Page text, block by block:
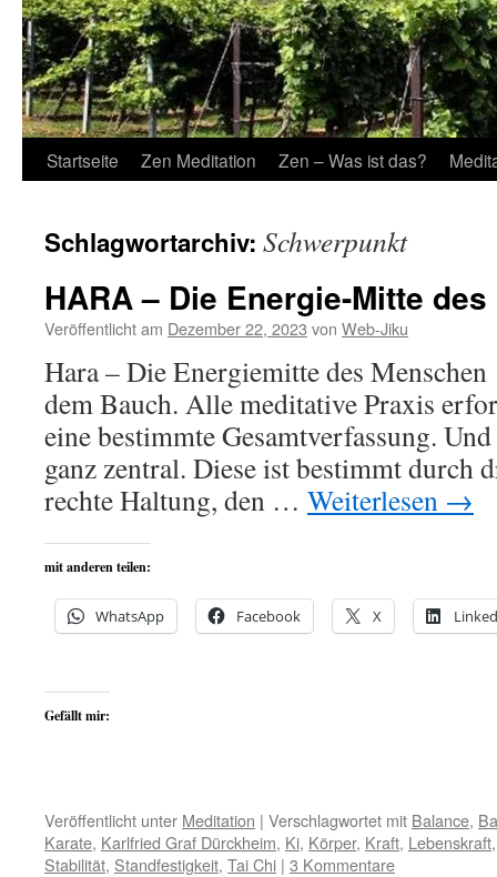
Startseite Zen Meditation Zen – Was ist das?
Schlagwortarchiv: Schwerpunkt
HARA – Die Energie-Mitte
Veröffentlicht am Dezember 22, 2023 von Web-Jiku
Hara – Die Energiemitte des
dem Bauch. Alle meditative Praxis
eine bestimmte Gesamtverfassung.
ganz zentral. Diese ist bestimmt durch
rechte Haltung, den … Weiterlesen →
mit anderen teilen:
WhatsApp Facebook X
Gefällt mir:
Veröffentlicht unter Meditation | Verschlagwortet mit Balance,
Karate, Karlfried Graf Dürckheim, Ki, Körper, Kraft, Lebenskraft
Stabilität, Standfestigkeit, Tai Chi | 3 Kommentare